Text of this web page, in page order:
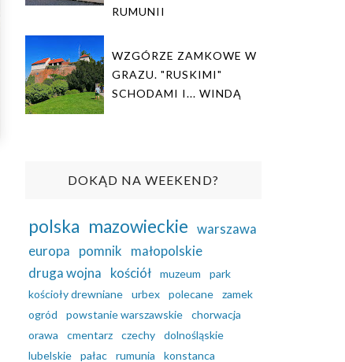
RUMUNII
WZGÓRZE ZAMKOWE W
GRAZU. "RUSKIMI"
SCHODAMI I... WINDĄ
DOKĄD NA WEEKEND?
polska mazowieckie warszawa
europa
pomnik
małopolskie
druga wojna
kościół muzeum
park
kościoły drewniane
urbex polecane
zamek
ogród
powstanie warszawskie
chorwacja
orawa
cmentarz czechy
dolnośląskie
lubelskie
pałac rumunia
konstanca